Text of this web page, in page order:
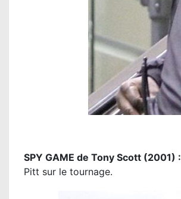
SPY GAME de Tony Scott (2001) :
Pitt sur le tournage.